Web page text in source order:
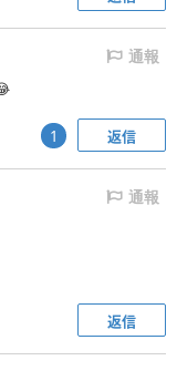
通報
返信
1
通報
返信